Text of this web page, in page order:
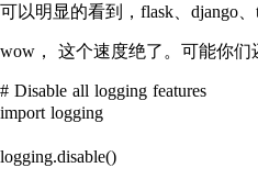
可以明显的看到，flask、django
wow， 这个速度绝了。可能你
# Disable all logging features
import logging
logging.disable()